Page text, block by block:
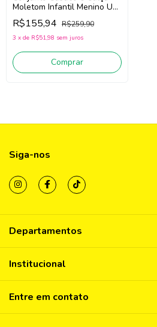
Moletom Infantil Menino Up
Baby 46645 (Bege)
R$155,94 R$259,90
3 x de R$51,98 sem juros
Comprar
Siga-nos
Departamentos
Institucional
Entre em contato